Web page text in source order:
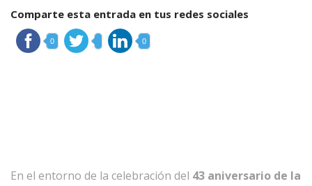
Comparte esta entrada en tus redes sociales
0 0
En el entorno de la celebración del 43 aniversario de la